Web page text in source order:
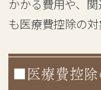
かかる費用や、
も医療費控除の対
■医療費控